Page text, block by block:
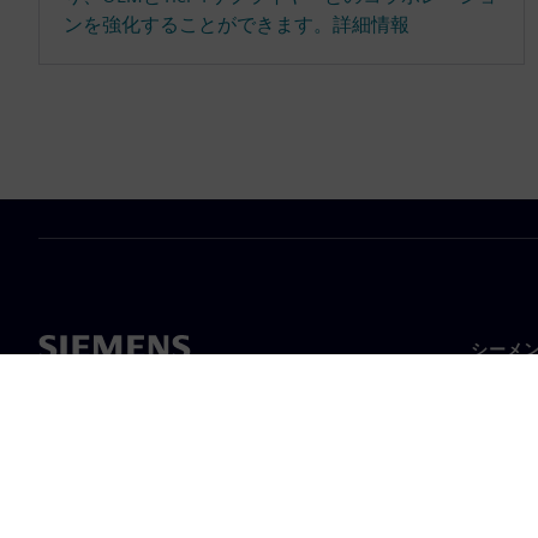
ンを強化することができます。詳細情報
シーメ